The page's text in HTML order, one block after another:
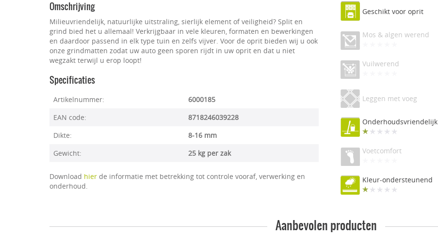
Omschrijving
Milieuvriendelijk, natuurlijke uitstraling, sierlijk element of veiligheid? Split en
grind bied het u allemaal! Verkrijgbaar in vele kleuren, formaten en bewerkingen
en daardoor passend in elk type tuin en zelfs vijver. Voor de oprit bieden wij u ook
onze grindmatten zodat uw auto geen sporen rijdt in uw oprit en dat u niet
wegzakt terwijl u erop loopt!
Specificaties
Artikelnummer:
6000185
EAN code:
8718246039228
Dikte:
8-16 mm
Gewicht:
25 kg per zak
Download hier de informatie met betrekking tot controle vooraf, verwerking en
onderhoud.
Geschikt voor oprit
Mos & algen werend
Vuilwerend
Leggen met voeg
Onderhoudsvriendelijk
Voetcomfort
Kleur-ondersteunend
Aanbevolen producten